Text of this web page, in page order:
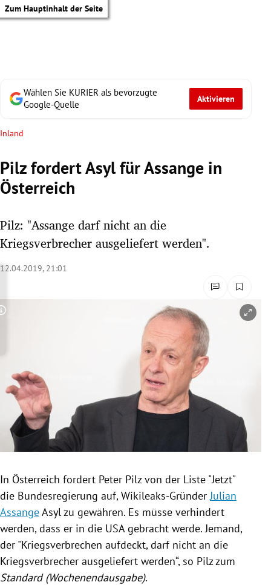
Zum Hauptinhalt der Seite
Untermenü
Untermenü
Untermenü
Untermenü
Untermenü
Untermenü
Wählen Sie KURIER als bevorzugte
Google-Quelle
Aktivieren
Inland
Pilz fordert Asyl für Assange in
Österreich
Pilz: "Assange darf nicht an die
Kriegsverbrecher ausgeliefert werden".
12.04.2019, 21:01
Copyright-Hinweis öffnen/schließen
In Österreich fordert Peter Pilzvon der Liste "Jetzt"
die Bundesregierung auf, Wikileaks-GründerJulian
AssangeAsylzu gewähren. Es müsse verhindert
werden, dass er in die USAgebracht werde. Jemand,
der "Kriegsverbrechen aufdeckt, darf nicht an die
Kriegsverbrecher ausgeliefert werden“, so Pilzzum
Standard (Wochenendausgabe).